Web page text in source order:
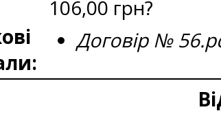
106,00 грн?
Договір №